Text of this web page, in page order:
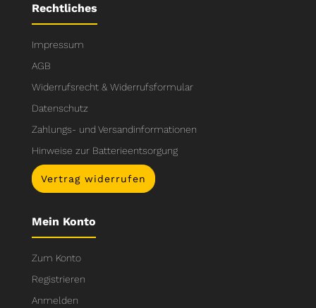
Rechtliches
Impressum
AGB
Widerrufsrecht & Widerrufsformular
Datenschutz
Zahlungs- und Versandinformationen
Hinweise zur Batterieentsorgung
Vertrag widerrufen
Mein Konto
Zum Konto
Registrieren
Anmelden